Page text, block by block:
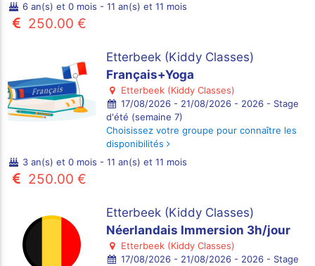
6 an(s) et 0 mois - 11 an(s) et 11 mois
250.00 €
Etterbeek (Kiddy Classes)
Français+Yoga
Etterbeek (Kiddy Classes)
17/08/2026 - 21/08/2026 - 2026 - Stage
d'été (semaine 7)
Choisissez votre groupe pour connaître les
disponibilités
3 an(s) et 0 mois - 11 an(s) et 11 mois
250.00 €
Etterbeek (Kiddy Classes)
Néerlandais Immersion 3h/jour
Etterbeek (Kiddy Classes)
17/08/2026 - 21/08/2026 - 2026 - Stage